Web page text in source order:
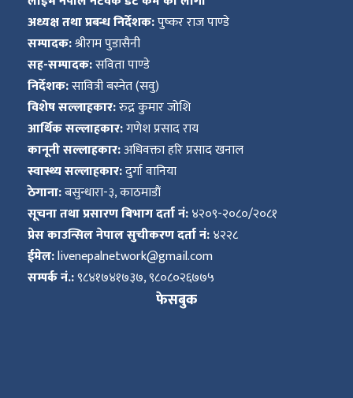
अध्यक्ष तथा प्रबन्ध निर्देशक:पुष्कर राज पाण्डे
सम्पादक:श्रीराम पुडासैनी
सह-सम्पादक:सविता पाण्डे
निर्देशक:सावित्री बस्नेत (सवु)
विशेष सल्लाहकार:रुद्र कुमार जोशि
आर्थिक सल्लाहकार:गणेश प्रसाद राय
कानूनी सल्लाहकार:अधिवक्ता हरि प्रसाद खनाल
स्वास्थ्य सल्लाहकार:दुर्गा वानिया
ठेगाना:बसुन्धारा-३, काठमाडौं
सूचना तथा प्रसारण बिभाग दर्ता नं:४२०९-२०८०/२०८१
प्रेस काउन्सिल नेपाल सुचीकरण दर्ता नं:४२२८
ईमेल:livenepalnetwork@gmail.com
सम्पर्क नं.:९८४१७४१७३७, ९८०८०२६७७५
फेसबुक